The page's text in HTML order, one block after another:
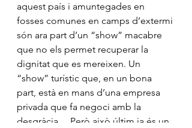
aquest país i amuntegades en
fosses comunes en camps d’extermi
són ara part d’un “show” macabre
que no els permet recuperar la
dignitat que es mereixen. Un
“show” turístic que, en un bona
part, està en mans d’una empresa
privada que fa negoci amb la
desgràcia… Però això últim ja és un